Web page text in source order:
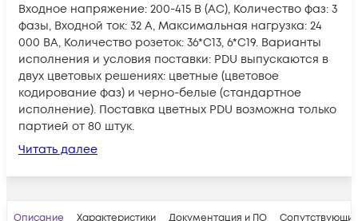
Входное напряжение: 200-415 В (AC), Количество фаз: 3
фазы, Входной ток: 32 А, Максимальная нагрузка: 24
000 ВА, Количество розеток: 36*С13, 6*С19. Варианты
исполнения и условия поставки: PDU выпускаются в
двух цветовых решениях: цветные (цветовое
кодирование фаз) и черно-белые (стандартное
исполнение). Поставка цветных PDU возможна только
партией от 80 штук.
Читать далее
Описание Характеристики Документация и ПО